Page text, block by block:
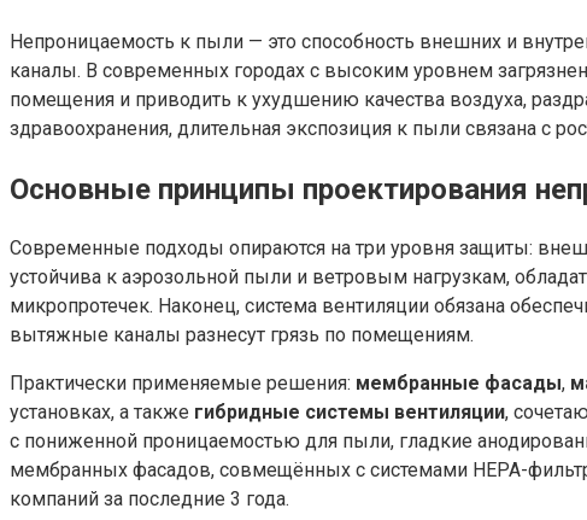
Непроницаемость к пыли — это способность внешних и
каналы. В современных городах с высоким уровнем
помещения и приводить к ухудшению качества воздуха,
здравоохранения, длительная экспозиция к пыли связана с
Основные принципы проектирования
Современные подходы опираются на три уровня защиты:
устойчива к аэрозольной пыли и ветровым нагрузкам,
микропротечек. Наконец, система вентиляции обязана
вытяжные каналы разнесут грязь по помещениям.
Практически применяемые решения: мембранные фасады,
установках, а также гибридные системы вентиляции,
с пониженной проницаемостью для пыли, гладкие
мембранных фасадов, совмещённых с системами HEPA-
компаний за последние 3 года.